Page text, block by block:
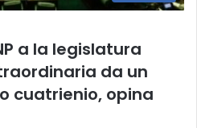
a la legislatura
da un
cuatrienio, opina